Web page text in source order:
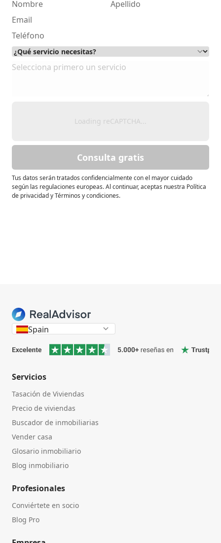
Loading reCAPTCHA...
Consulta gratis
Tus datos serán tratados confidencialmente con el mayor cuidado
según las regulaciones europeas. Al continuar, aceptas nuestra Política
de privacidad y Términos y condiciones.
Spain
Servicios
Tasación de Viviendas
Precio de viviendas
Buscador de inmobiliarias
Vender casa
Glosario inmobiliario
Blog inmobiliario
Profesionales
Conviértete en socio
Blog Pro